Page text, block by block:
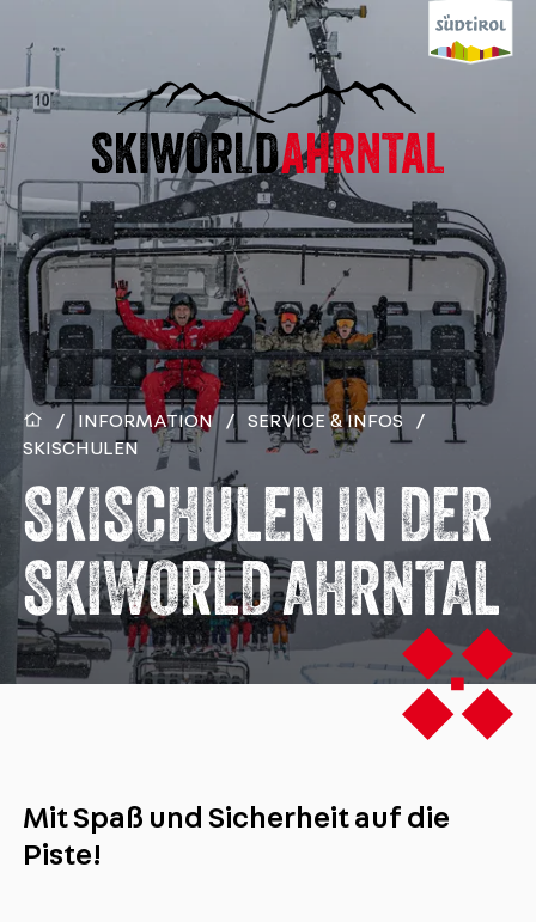
/ INFORMATION / SERVICE & INFOS
/
SKISCHULEN
SKISCHULEN IN DER
SKIWORLD AHRNTAL
Mit Spaß und Sicherheit auf die
Piste!